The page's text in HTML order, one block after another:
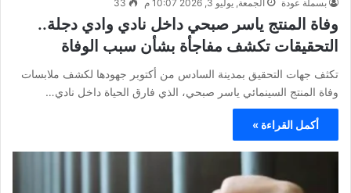
بسملة عودة الجمعة, يوليو 3, 2026 10:07 م 33
وفاة المنتج ياسر صبحي داخل نادي وادي دجلة..
التحقيقات تكشف مفاجأة بشأن سبب الوفاة
تكثف جهات التحقيق بمدينة السادس من أكتوبر جهودها لكشف ملابسات
وفاة المنتج السينمائي ياسر صبحي، الذي فارق الحياة داخل نادي…
أكمل القراءة »